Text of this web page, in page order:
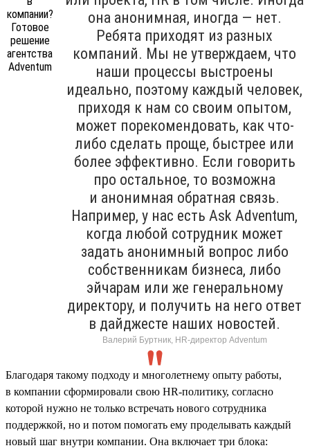
она анонимная, иногда — нет.
Ребята приходят из разных
компаний. Мы не утверждаем, что
наши процессы выстроены
идеально, поэтому каждый человек,
приходя к нам со своим опытом,
может порекомендовать, как что-
либо сделать проще, быстрее или
более эффективно. Если говорить
про остальное, то возможна
и анонимная обратная связь.
Например, у нас есть Ask Adventum,
когда любой сотрудник может
задать анонимный вопрос либо
собственникам бизнеса, либо
эйчарам или же генеральному
директору, и получить на него ответ
в дайджесте наших новостей.
Валерий Буртник, HR-директор Adventum
Благодаря такому подходу и многолетнему опыту работы,
в компании сформировали свою HR-политику, согласно
которой нужно не только встречать нового сотрудника
поддержкой, но и потом помогать ему проделывать каждый
новый шаг внутри компании. Она включает три блока: